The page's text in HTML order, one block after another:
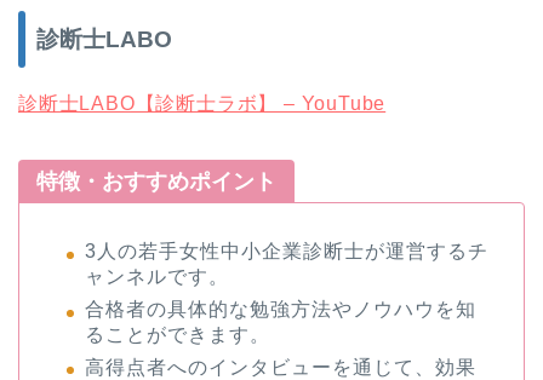
診断士LABO
診断士LABO【診断士ラボ】 – YouTube
特徴・おすすめポイント
3人の若手女性中小企業診断士が運営するチ
ャンネルです。
合格者の具体的な勉強方法やノウハウを知
ることができます。
高得点者へのインタビューを通じて、効果